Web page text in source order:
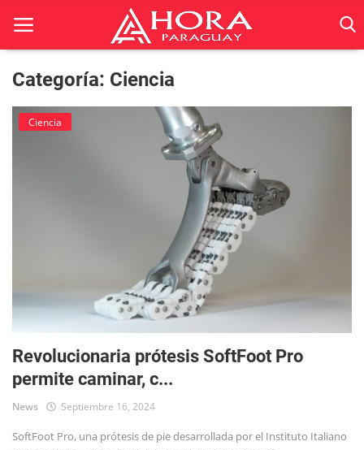
Inicio
Negocios
Tecnología
Categoría: Ciencia
Ciencia
Revolucionaria prótesis SoftFoot Pro
permite caminar, c...
News Septiembre 16, 2024
SoftFoot Pro, una prótesis de pie desarrollada por el Instituto Italiano